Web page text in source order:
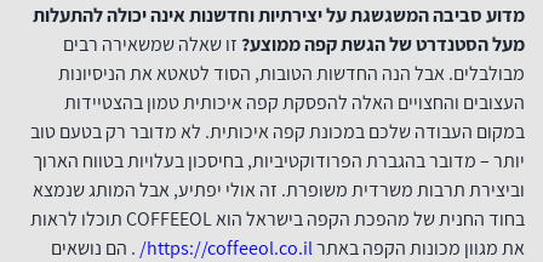
מדוע סביבה המשגשגת על יצירתיות וחדשנות אינה יכולה להתעלות
מעל הסטנדרט של הגשת קפה ממוצע? זו שאלה שמשאירה רבים
מבולבלים. אבל הנה החדשות הטובות, הסוד לטאטא את הניסיונות
העצובים והחצויים האלה להפסקת קפה איכותית טמון בהצטיידות
במקום העבודה שלכם במכונת קפה איכותית. לא מדובר רק בטעם טוב
יותר – מדובר בהגברת הפרודוקטיביות, בחיסכון בעלויות בטווח הארוך
וביצירת תרבות משרדית משופרת. זה אולי יפתיע, אבל המותג שנמצא
בחוד החנית של מהפכת הקפה בישראל הוא COFFEEOL תוכלו לראות
את מגוון מכונות הקפה באתרhttps://coffeeol.co.il/ . הם נושאים